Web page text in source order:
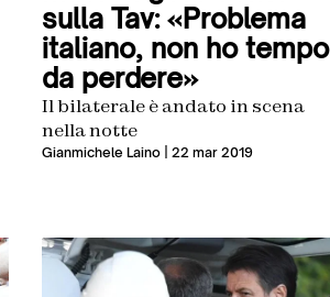
sulla Tav: «Problema
italiano, non ho tempo
da perdere»
Il bilaterale è andato in scena
nella notte
Gianmichele Laino| 22 mar 2019